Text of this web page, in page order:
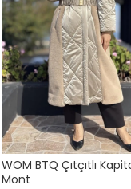
WOM BTQ Çıtçıtlı
Mont